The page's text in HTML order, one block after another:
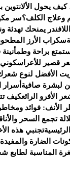
كيف يحول
وعلاج الكلف؟سر
يمنحك تهدئة
سكراب الأرز
براحة
قصير للأعراس
الأفضل لنوع
لبشرة صافية
الأفرو الرائعكيف
فوائد ومخاطر
تجمع السحر
تجنبي هذه
الضارة
المناسبة لطابع